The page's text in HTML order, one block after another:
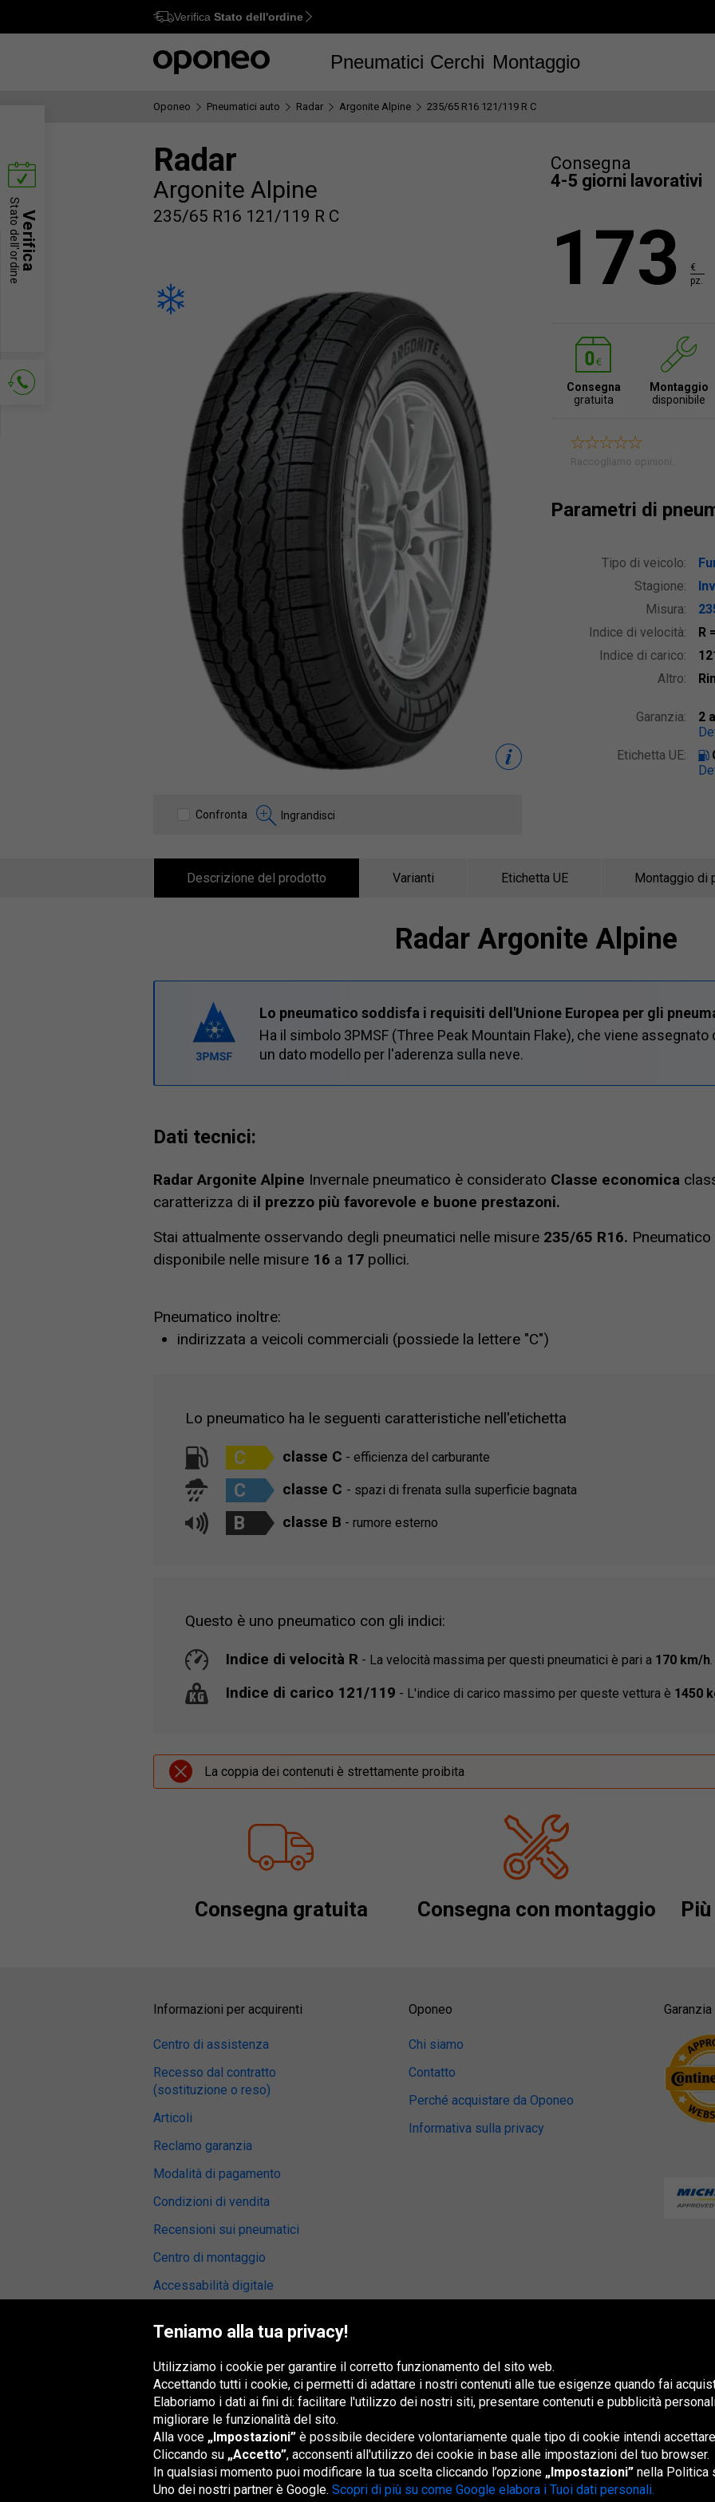
Ctrl M
Verifica Stato dell'ordine
Pneumatici Cerchi Montaggio
Oponeo Pneumatici auto Radar Argonite Alpine 235/65 R16 121/119 R C
Radar
Argonite Alpine
235/65 R16 121/119 R C
Confronta Ingrandisci
Consegna
4-5 giorni lavorativi
173
€
pz.
Consegna
gratuita
Montaggio
disponibile
Raccogliamo opinioni.
Parametri di
Tipo di veicolo:
Stagione:
Misura:
Indice di velocità:
R
Indice di carico:
Altro:
Garanzia:
2
Etichetta UE:
Descrizione del prodotto Varianti Etichetta UE Montaggio di
Radar Argonite Alpine
Lo pneumatico soddisfa i requisiti dell'Unione Europea per gli
Ha il simbolo 3PMSF (Three Peak Mountain Flake), che viene
un dato modello per l'aderenza sulla neve.
Dati tecnici:
Radar Argonite Alpine Invernale pneumatico è considerato Classe economica
caratterizza di il prezzo più favorevole e buone prestazoni.
Stai attualmente osservando degli pneumatici nelle misure 235/65 R16.
disponibile nelle misure 16 a 17 pollici.
Pneumatico inoltre:
indirizzata a veicoli commerciali (possiede la lettere "C")
Lo pneumatico ha le seguenti caratteristiche nell'etichetta
C classe C - efficienza del carburante
C classe C - spazi di frenata sulla superficie bagnata
B classe B - rumore esterno
Questo è uno pneumatico con gli indici:
Indice di velocità R - La velocità massima per questi pneumatici è pari a 170 km/h.
Indice di carico 121/119 - L'indice di carico massimo per queste vettura è 1450
La coppia dei contenuti è strettamente proibita
Consegna gratuita Consegna con montaggio
Verifica
Stato dell'ordine
Informazioni per acquirenti
Centro di assistenza
Recesso dal contratto
(sostituzione o reso)
Articoli
Reclamo garanzia
Modalità di pagamento
Condizioni di vendita
Recensioni sui pneumatici
Centro di montaggio
Accessabilità digitale
Oponeo
Chi siamo
Contatto
Perché acquistare da Oponeo
Informativa sulla privacy
Gruppo Oponeo
Belgique
Česká
republika
Deutschland Éire España France MagyarországNederland Österreich Polska
Slovenská
republika
Teniamo alla tua privacy!
Utilizziamo i cookie per garantire il corretto funzionamento del sito web.
Accettando tutti i cookie, ci permetti di adattare i nostri contenuti alle tue esigenze quando fai
Elaboriamo i dati ai fini di: facilitare l'utilizzo dei nostri siti, presentare contenuti e pubblicità
migliorare le funzionalità del sito.
Alla voce „Impostazioni” è possibile decidere volontariamente quale tipo di cookie intendi
Cliccando su „Accetto”, acconsenti all'utilizzo dei cookie in base alle impostazioni del tuo browser.
In qualsiasi momento puoi modificare la tua scelta cliccando l’opzione „Impostazioni” nella Politica
Uno dei nostri partner è Google. Scopri di più su come Google elabora i Tuoi dati personali.